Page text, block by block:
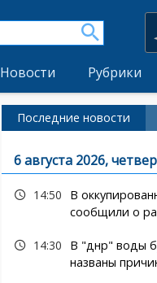
Новости Рубрики
Последние новости
6 августа 2026,
14:50
В
сообщили о
14:30
В "днр" воды
названы